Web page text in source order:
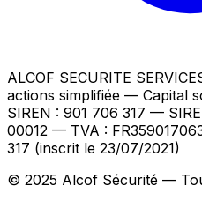
ALCOF SECURITE
actions simplifiée — Capital
SIREN : 901 706 317 —
00012 — TVA :
317 (inscrit le 23/07/2021)
© 2025 Alcof Sécurité —